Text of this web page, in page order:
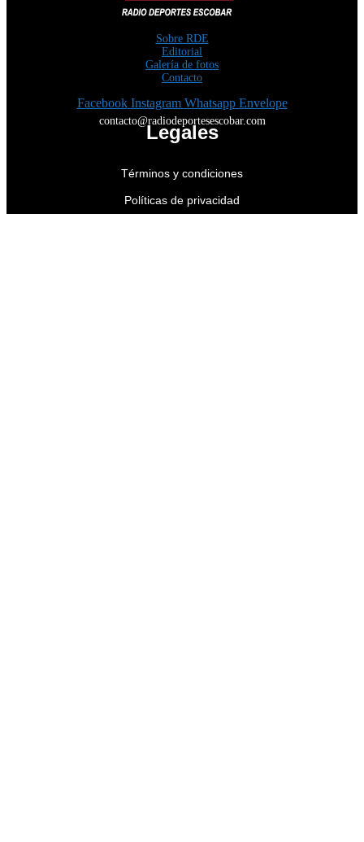
Sobre RDE
Editorial
Galería de fotos
Contacto
Facebook Instagram Whatsapp Envelope
contacto@radiodeportesescobar.com
Legales
Términos y condiciones
Políticas de privacidad